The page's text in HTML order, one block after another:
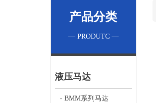
产品分类
— PRODUTC —
液压马达
- BMM系列马达